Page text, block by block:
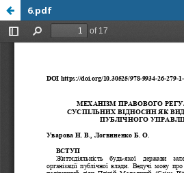
6.pdf